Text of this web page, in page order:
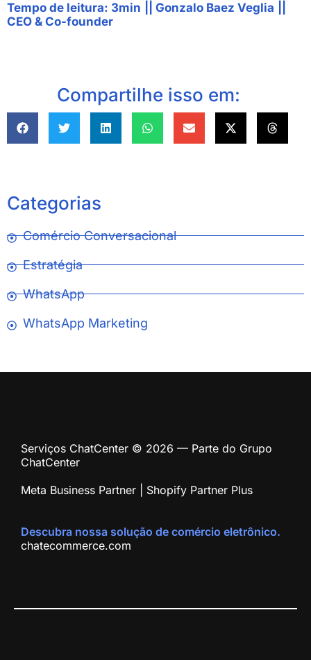
Tempo de leitura: 3min Gonzalo Baez Veglia
CEO & Co-founder
Compartilhe isso em:
Categorias
Comércio Conversacional
Estratégia
WhatsApp
WhatsApp Marketing
Serviços ChatCenter © 2026 — Parte do Grupo
ChatCenter
Meta Business Partner | Shopify Partner Plus
Descubra nossa solução de comércio eletrônico.
chatecommerce.com